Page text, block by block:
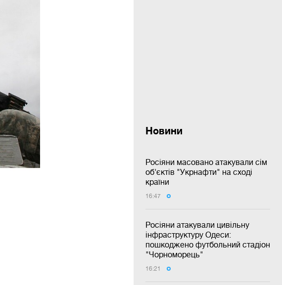
Новини
Росіяни масовано атакували сім
об'єктів "Укрнафти" на сході
країни
16:47
Росіяни атакували цивільну
інфраструктуру Одеси:
пошкоджено футбольний стадіон
"Чорноморець"
16:21